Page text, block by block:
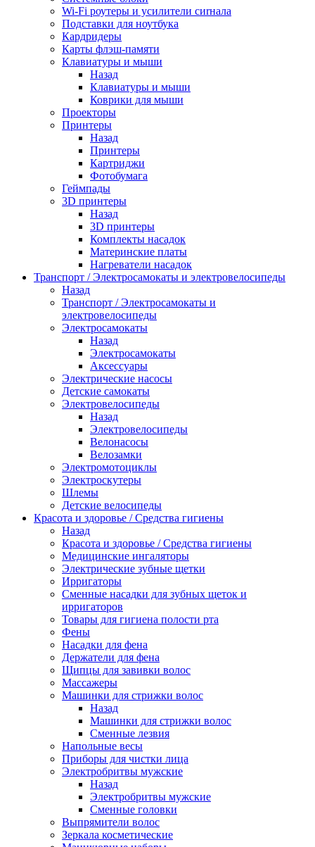
Wi-Fi роутеры и усилители сиrнала
Подставки для ноутбука
Кардридеры
Карты флэш-памяти
Клавиатуры и мыши
Назад
Клавиатуры и мыши
Коврики для мыши
Проекторы
Принтеры
Назад
Принтеры
Картриджи
Фотобумага
Геймпады
3D принтеры
Назад
3D принтеры
Комплекты насадок
Материнские платы
Нагреватели насадок
Транспорт / Электросамокаты и электровелосипеды
Назад
Транспорт / Электросамокаты и
электровелосипеды
Электросамокаты
Назад
Электросамокаты
Аксессуары
Электрические насосы
Детские самокаты
Электровелосипеды
Назад
Электровелосипеды
Велонасосы
Велозамки
Электромотоциклы
Электроскутеры
Шлемы
Детские велосипеды
Красота и здоровье / Средства гигиены
Назад
Красота и здоровье / Средства гигиены
Медицинские ингаляторы
Электрические зубные щетки
Ирригаторы
Сменные насадки для зубных щеток и
ирригаторов
Товары для гигиена полости рта
Фены
Насадки для фена
Держатели для фена
Щипцы для завивки волос
Массажеры
Машинки для стрижки волос
Назад
Машинки для стрижки волос
Сменные лезвия
Напольные весы
Приборы для чистки лица
Электробритвы мужские
Назад
Электробритвы мужские
Сменные головки
Выпрямители волос
Зеркала косметические